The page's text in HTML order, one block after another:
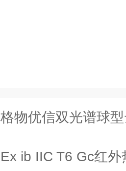
格物优信双光谱球型云台热像仪
Ex ib IIC T6 Gc红外热像仪格物优